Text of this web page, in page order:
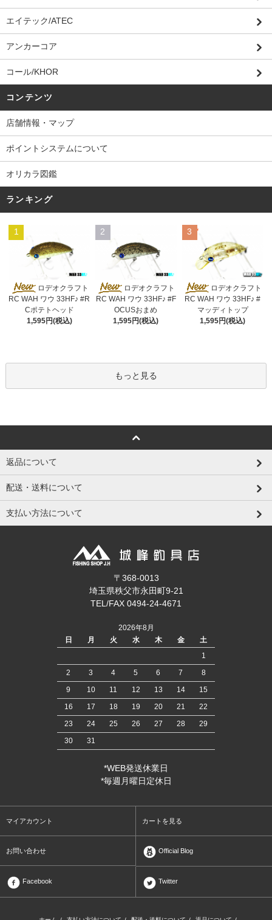
エイテック/ATEC
アンカーコア
コール/KHOR
コンテンツ
店舗情報・マップ
ポイントシステムについて
オリカラ図鑑
ランキング
1
ロデオクラフト
RC WAH ワウ 33HF♪ #R
Cポテトヘッド
1,595円(税込)
2
ロデオクラフト
RC WAH ワウ 33HF♪ #F
OCUSおまめ
1,595円(税込)
3
ロデオクラフト
RC WAH ワウ 33HF♪ #
マッディトップ
1,595円(税込)
もっと見る
返品について
配送・送料について
支払い方法について
〒368-0013
埼玉県秩父市永田町9-21
TEL/FAX 0494-24-4671
2026年8月
日
月 火 水 木 金
土
1
2
3 4 5 6 7
8
9
10 11 12 13 14
15
16
17 18 19 20 21
22
23
24 25 26 27 28
29
30
31
*WEB発送休業日
*毎週月曜日定休日
マイアカウント カートを見る
お問い合わせ Official Blog
Facebook Twitter